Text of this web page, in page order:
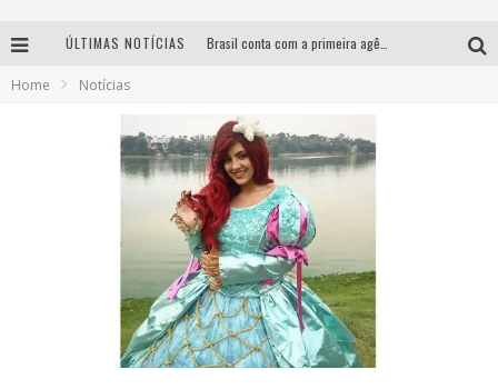
ÚLTIMAS NOTÍCIAS
Home Notícias